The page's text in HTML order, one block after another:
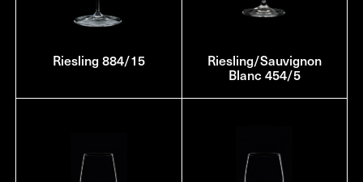
Riesling 884/15 Riesling/Sauvignon
Blanc 454/5